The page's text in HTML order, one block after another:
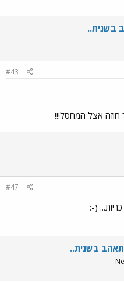
בשנית..
#43
חוזה אצל המחסל!!!
#47
(-:
בשנית..